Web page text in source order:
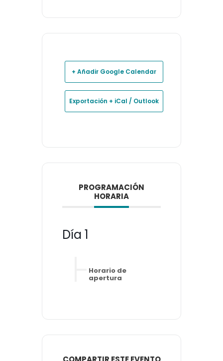
+ Añadir Google Calendar
Exportación + iCal / Outlook
PROGRAMACIÓN
HORARIA
Día 1
Horario de
apertura